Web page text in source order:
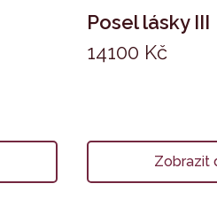
Posel lásky III
14100 Kč
Zobrazit